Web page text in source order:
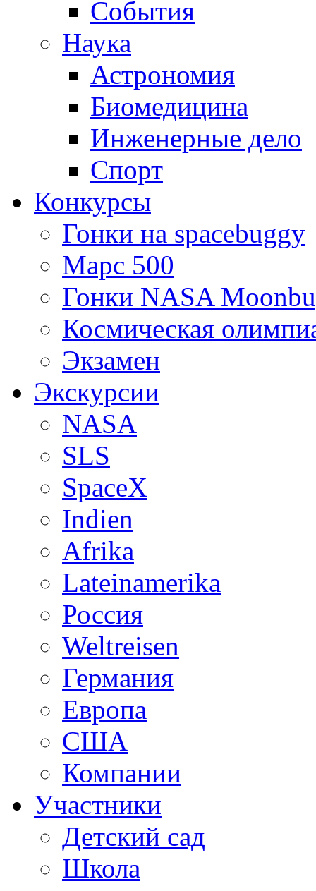
События
Наука
Астрономия
Биомедицина
Инженерные дело
Спорт
Конкурсы
Гонки на spacebuggy
Марс 500
Гонки NASA
Космическая
Экзамен
Экскурсии
NASA
SLS
SpaceX
Indien
Afrika
Lateinamerika
Россия
Weltreisen
Германия
Европа
США
Компании
Участники
Детский сад
Школа